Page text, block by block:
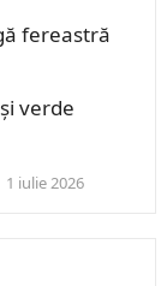
fereastră
verde
1 iulie 2026